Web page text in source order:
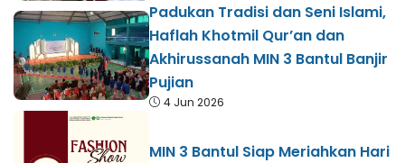
Padukan Tradisi dan Seni Islami,
Haflah Khotmil Qur’an dan
Akhirussanah MIN 3 Bantul Banjir
Pujian
4 Jun 2026
MIN 3 Bantul Siap Meriahkan Hari